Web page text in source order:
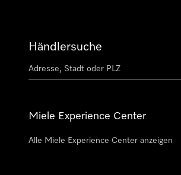
Händlersuche
Miele Experience Center
Alle Miele Experience Center anzeigen